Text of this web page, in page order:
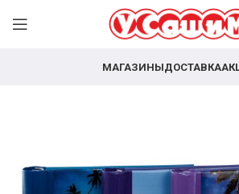
МАГАЗИНЫДОСТАВКА